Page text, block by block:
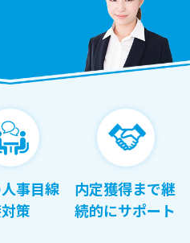
事目線
策
内定獲得まで継
続的にサポート